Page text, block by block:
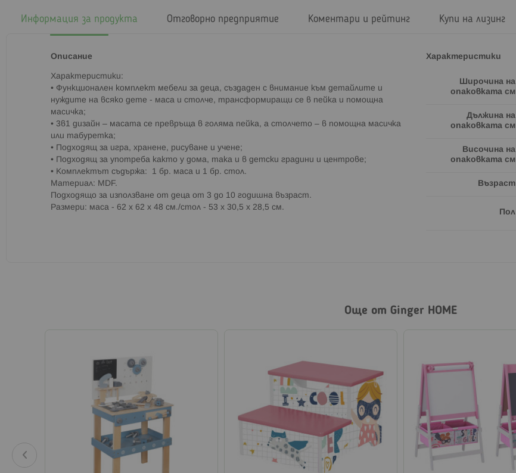
Информация за продукта
Описание
Характеристики:
• Функционален комплект мебели за деца, създаден с внимание към детайлите и
нуждите на всяко дете - маса и столче, трансформиращи се в пейка и помощна
масичка;
• 3в1 дизайн – масата се превръща в голяма пейка, а столчето – в помощна масичка
или табуретка;
• Подходящ за игра, хранене, рисуване и учене;
• Подходящ за употреба както у дома, така и в детски градини и центрове;
• Комплектът съдържа: 1 бр. маса и 1 бр. стол.
Материал: MDF.
Подходящо за използване от деца от 3 до 10 годишна възраст.
Размери: маса - 62 x 62 x 48 см./стол - 53 x 30,5 x 28,5 см.
Характеристики
Широчина на
опаковката см
Дължина на
опаковката см
Височина на
опаковката см
Възраст
Пол
Отговорно предприятие Коментари и рейтинг Купи на лизинг
Още от Ginger HOME